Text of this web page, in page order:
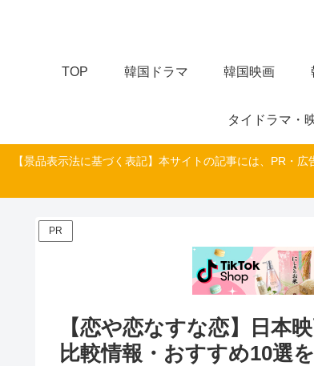
TOP 韓国ドラマ 韓国映画
タイドラマ・
【景品表示法に基づく表記】本サイトの記事には、PR・
PR
【恋や恋なすな恋】日本
比較情報・おすすめ10選